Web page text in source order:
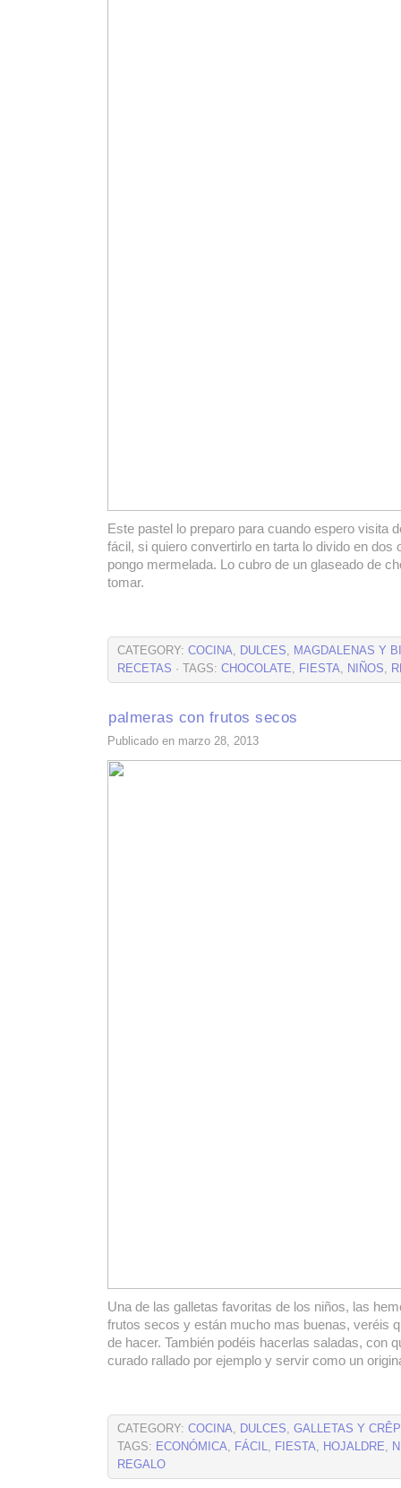
Este pastel lo preparo para cuando espero visita
fácil, si quiero convertirlo en tarta lo divido en dos
pongo mermelada. Lo cubro de un glaseado de
tomar.
CATEGORY: COCINA, DULCES, MAGDALENAS Y
RECETAS · TAGS: CHOCOLATE, FIESTA, NIÑOS,
palmeras con frutos secos
Publicado en marzo 28, 2013
Una de las galletas favoritas de los niños, las
frutos secos y están mucho mas buenas, veréis
de hacer. También podéis hacerlas saladas, con
curado rallado por ejemplo y servir como un
CATEGORY: COCINA, DULCES, GALLETAS Y
TAGS: ECONÓMICA, FÁCIL, FIESTA, HOJALDRE,
REGALO